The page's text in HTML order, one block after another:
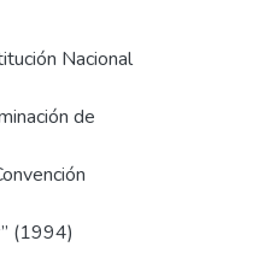
Nacional
de
(1994)